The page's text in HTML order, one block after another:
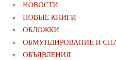
НОВОСТИ
НОВЫЕ КНИГИ
ОБЛОЖКИ
ОБМУНДИРОВАНИЕ И
ОБЪЯВЛЕНИЯ